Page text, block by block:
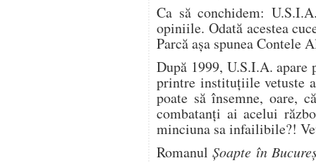
Ca să conchidem:
opiniile. Odată acestea
Parcă aşa spunea Contele
După 1999, U.S.I.A. apare
printre instituţiile vetuste
poate să însemne, oare,
combatanţi ai acelui
minciuna sa infailibile?!
RomanulŞoapte în